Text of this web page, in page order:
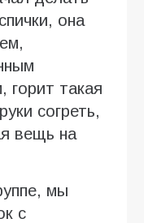
она
горит такая
согреть,
вещь на
мы
с